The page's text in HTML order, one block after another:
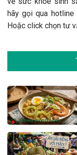
hãy gọi qua hotline
Hoặc click chọn tư